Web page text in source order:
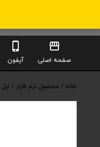
صفحه اصلی آیفون
خانه / محصول نرم افزار /